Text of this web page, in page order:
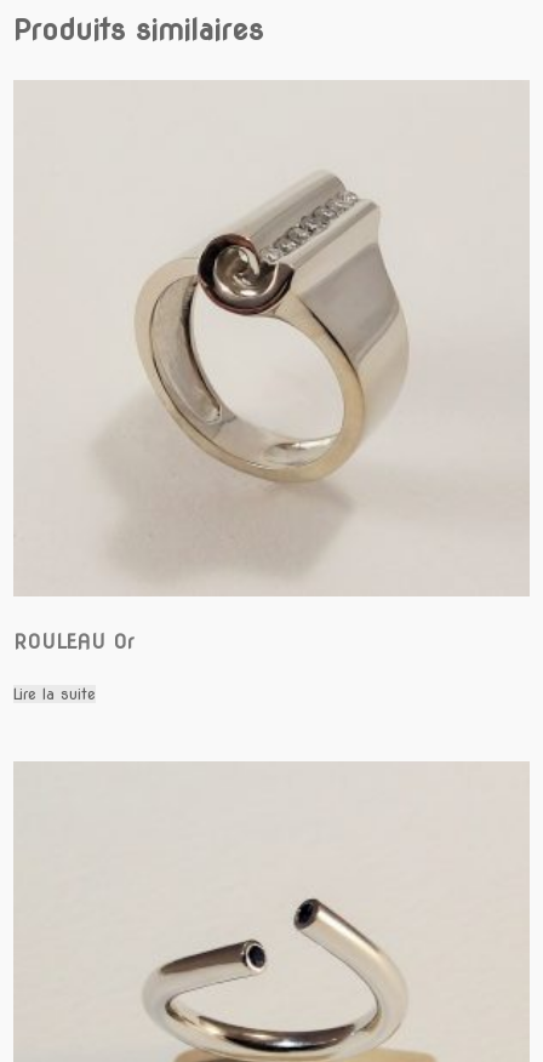
Produits similaires
ROULEAU Or
Lire la suite